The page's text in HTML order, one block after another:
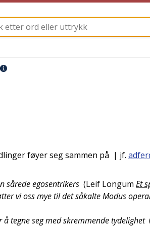
føyer seg sammen på | jf.
sårede egosentrikers (Leif Longum Et
vi oss mye til det såkalte Modus
tegne seg med skremmende tydelighet